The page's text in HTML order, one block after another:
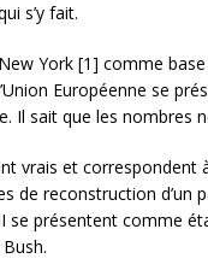
s’y fait.
York [1] comme
Européenne se
Il sait que les nombres
vrais et
de reconstruction
présentent comme